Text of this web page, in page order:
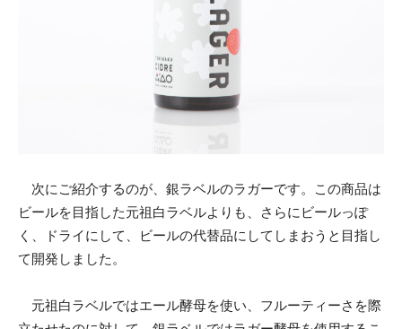
次にご紹介するのが、銀ラベルのラガーです。この商品は
ビールを目指した元祖白ラベルよりも、さらにビールっぽ
く、ドライにして、ビールの代替品にしてしまおうと目指し
て開発しました。
元祖白ラベルではエール酵母を使い、フルーティーさを際